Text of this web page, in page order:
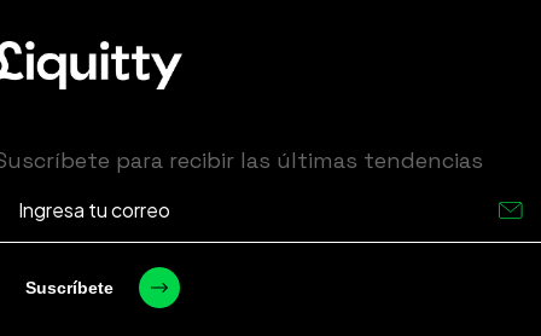
para recibir las últimas tendencias